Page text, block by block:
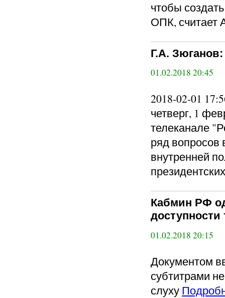
чтобы
ОПК, считает
Г.А.
01.02.2018 20:45
2018-02-01
четверг, 1
телеканале
ряд
внутренней
Кабмин РФ
доступности
01.02.2018 20:15
Документом
субтитрами
слуху